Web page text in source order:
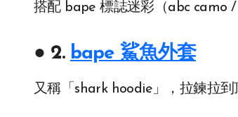
搭配 bape 標誌迷彩（abc camo /
● 2. bape 鯊魚外套
又稱「shark hoodie」，拉鍊拉